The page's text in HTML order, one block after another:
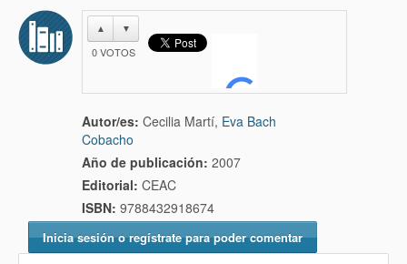
▲ ▼
0VOTOS
Autor/es: Cecilia Martí, Eva Bach
Cobacho
Año de publicación: 2007
Editorial: CEAC
ISBN: 9788432918674
Inicia sesión o regístrate para poder comentar